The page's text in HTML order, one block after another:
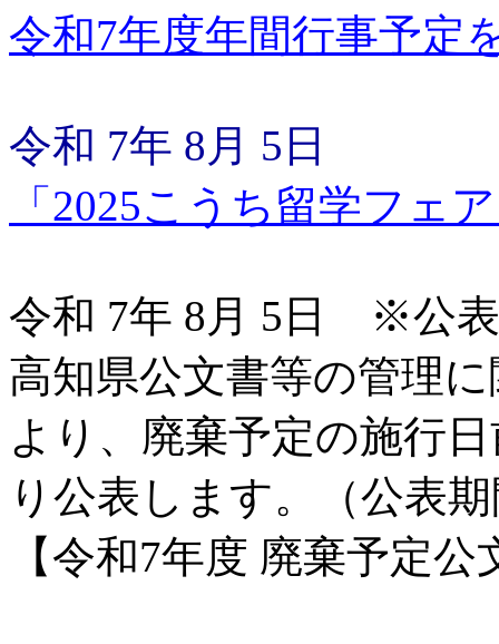
令和7年度年間行事予定
令和 7年 8月 5日
「2025こうち留学フェ
令和 7年 8月 5日 ※公
高知県公文書等の管理
より、廃棄予定の施行
り公表します。（公表
【令和7年度 廃棄予定